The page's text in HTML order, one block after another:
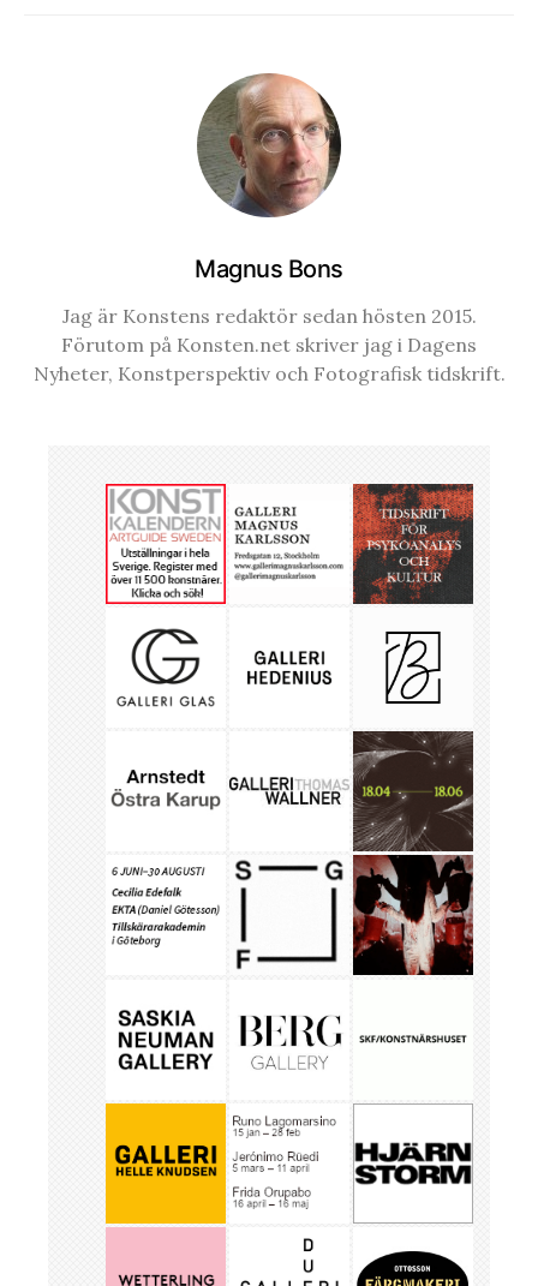
Magnus Bons
Jag är Konstens redaktör sedan hösten 2015.
Förutom på Konsten.net skriver jag i Dagens
Nyheter, Konstperspektiv och Fotografisk tidskrift.